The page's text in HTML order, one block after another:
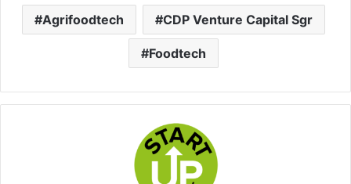
Agrifoodtech CDP Venture Capital Sgr
Foodtech